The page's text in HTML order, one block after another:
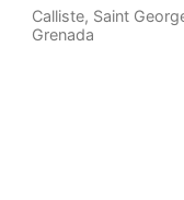
Calliste, Saint
Grenada